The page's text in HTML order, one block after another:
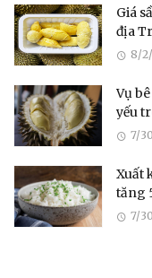
Giá
địa
8/
Vụ
yếu
7/
Xuất
tăng
7/